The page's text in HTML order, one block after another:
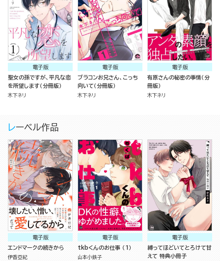
電子版
聖女の孫ですが、平凡な恋
を所望します（分冊版）
木下ネリ
電子版
ブラコンお兄さん、こっち
向いて（分冊版）
木下ネリ
電子版
有原さんの秘密の事情（分
冊版）
木下ネリ
レーベル作品
電子版
エンドマークの続きから
伊香亞紀
電子版
tkbくんのお仕事 （1）
山本小鉄子
電子版
縛ってほどいてとろけて甘
えて 特典小冊子